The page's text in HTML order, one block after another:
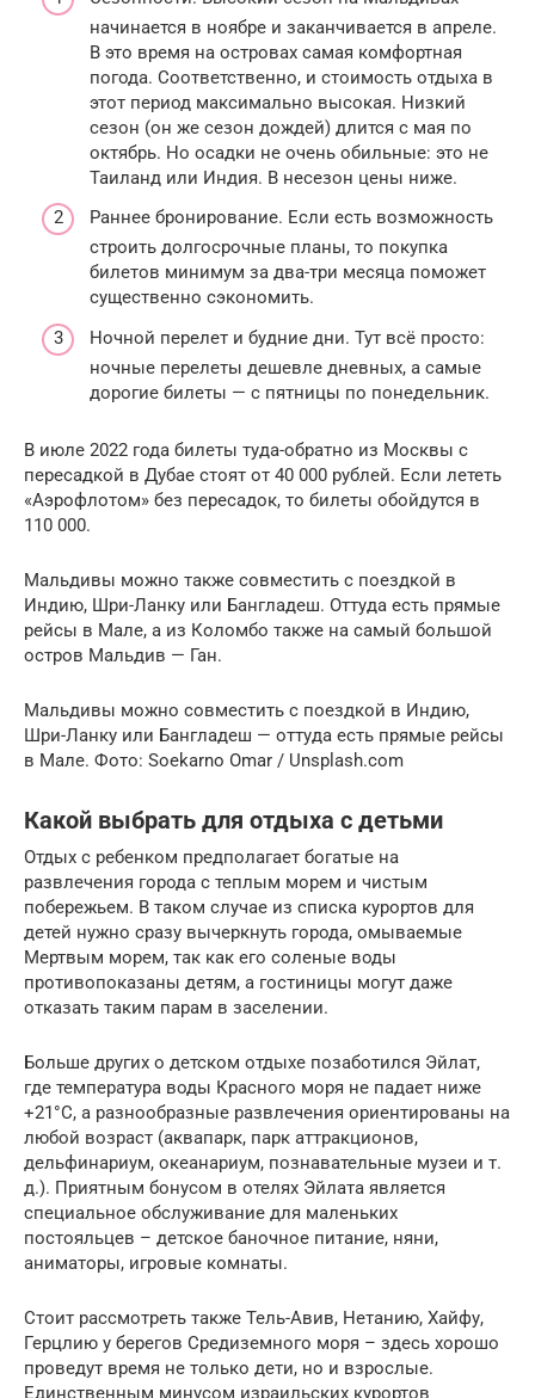
начинается в ноябре и заканчивается в апреле.
В это время на островах самая комфортная
погода. Соответственно, и стоимость отдыха в
этот период максимально высокая. Низкий
сезон (он же сезон дождей) длится с мая по
октябрь. Но осадки не очень обильные: это не
Таиланд или Индия. В несезон цены ниже.
Раннее бронирование. Если есть возможность
строить долгосрочные планы, то покупка
билетов минимум за два-три месяца поможет
существенно сэкономить.
Ночной перелет и будние дни. Тут всё просто:
ночные перелеты дешевле дневных, а самые
дорогие билеты — с пятницы по понедельник.
В июле 2022 года билеты туда-обратно из Москвы с
пересадкой в Дубае стоят от 40 000 рублей. Если лететь
«Аэрофлотом» без пересадок, то билеты обойдутся в
110 000.
Мальдивы можно также совместить с поездкой в
Индию, Шри-Ланку или Бангладеш. Оттуда есть прямые
рейсы в Мале, а из Коломбо также на самый большой
остров Мальдив — Ган.
Мальдивы можно совместить с поездкой в Индию,
Шри-Ланку или Бангладеш — оттуда есть прямые рейсы
в Мале. Фото: Soekarno Omar / Unsplash.com
Какой выбрать для отдыха с детьми
Отдых с ребенком предполагает богатые на
развлечения города с теплым морем и чистым
побережьем. В таком случае из списка курортов для
детей нужно сразу вычеркнуть города, омываемые
Мертвым морем, так как его соленые воды
противопоказаны детям, а гостиницы могут даже
отказать таким парам в заселении.
Больше других о детском отдыхе позаботился Эйлат,
где температура воды Красного моря не падает ниже
+21°С, а разнообразные развлечения ориентированы на
любой возраст (аквапарк, парк аттракционов,
дельфинариум, океанариум, познавательные музеи и т.
д.). Приятным бонусом в отелях Эйлата является
специальное обслуживание для маленьких
постояльцев – детское баночное питание, няни,
аниматоры, игровые комнаты.
Стоит рассмотреть также Тель-Авив, Нетанию, Хайфу,
Герцлию у берегов Средиземного моря – здесь хорошо
проведут время не только дети, но и взрослые.
Единственным минусом израильских курортов